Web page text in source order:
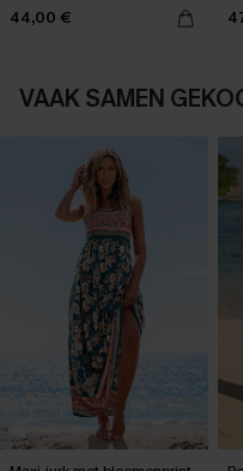
44,00 €
VAAK SAMEN